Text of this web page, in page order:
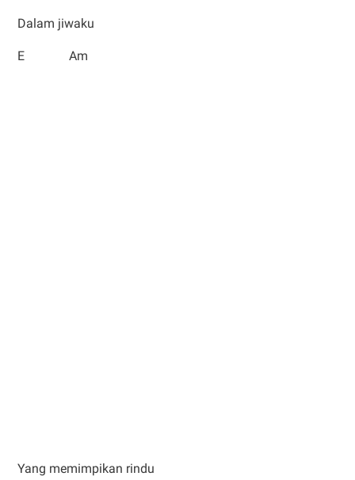
Dalam jiwaku
E Am
Yang memimpikan rindu